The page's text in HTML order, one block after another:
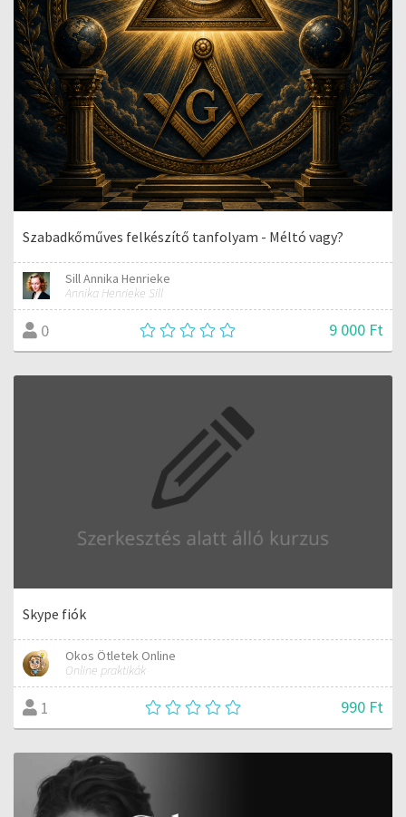
Szabadkőműves felkészítő tanfolyam - Méltó vagy?
Sill Annika Henrieke
Annika Henrieke Sill
0 9 000 Ft
Skype fiók
Okos Ötletek Online
Online praktikák
1 990 Ft